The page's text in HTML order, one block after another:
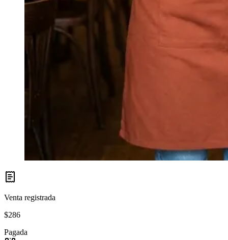
Venta registrada
$286
Pagada